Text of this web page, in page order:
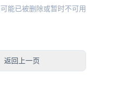
能已被删除或暂时不可用
返回上一页